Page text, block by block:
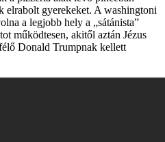
elrabolt gyerekeket. A washingtoni
a legjobb hely a „sátánista”
működtesen, akitől aztán Jézus
Donald Trumpnak kellett